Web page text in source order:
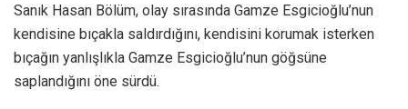
Sanık Hasan Bölüm, olay sırasında Gamze Esgicioğlu’nun
kendisine bıçakla saldırdığını, kendisini korumak isterken
bıçağın yanlışlıkla Gamze Esgicioğlu’nun göğsüne
saplandığını öne sürdü.